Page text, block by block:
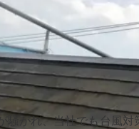
騒がれ、当社でも台風対